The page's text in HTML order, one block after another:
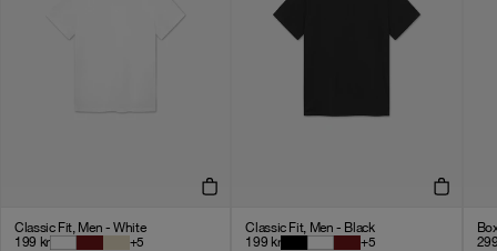
Classic Fit, Men - White
199 kr +5
Classic Fit, Men - Black
199 kr +5